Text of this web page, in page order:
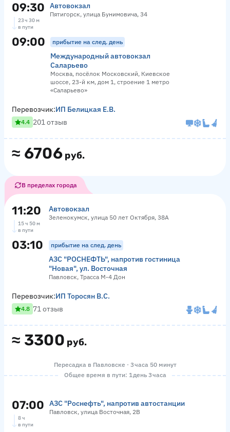
09:30 Автовокзал
Пятигорск, улица Бунимовича, 34
23 ч 30 м
в пути
09:00 прибытие на след. день
Международный автовокзал
Саларьево
Москва, посёлок Московский, Киевское
шоссе, 23-й км, дом 1, строение 1 метро
«Саларьево»
≈ 6706 руб.
Перевозчик:ИП Белицкая Е.В.
4.4 201 отзыв
В пределах города
11:20 Автовокзал
Зеленокумск, улица 50 лет Октября, 38А
15 ч 50 м
в пути
03:10 прибытие на след. день
АЗС "РОСНЕФТЬ", напротив гостиница
"Новая", ул. Восточная
Павловск, Трасса М-4 Дон
≈ 3300 руб.
Перевозчик:ИП Торосян В.С.
4.8 71 отзыв
Пересадка в Павловске · 3 часа 50 минут
Общее время в пути: 1 день 3 часа
07:00 АЗС "Роснефть", напротив автостанции
Павловск, улица Восточная, 2В
8 ч
в пути